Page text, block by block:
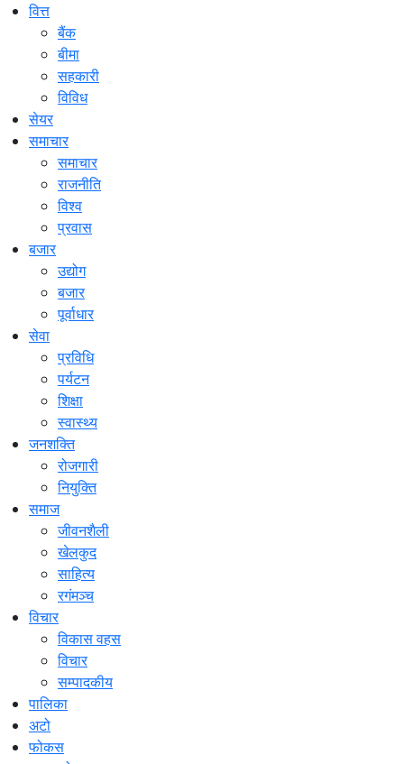
वित्त
बैंक
बीमा
सहकारी
विविध
सेयर
समाचार
समाचार
राजनीति
विश्व
प्रवास
बजार
उद्योग
बजार
पूर्वाधार
सेवा
प्रविधि
पर्यटन
शिक्षा
स्वास्थ्य
जनशक्ति
रोजगारी
नियुक्ति
समाज
जीवनशैली
खेलकुद
साहित्य
रगंमञ्च
विचार
विकास वहस
विचार
सम्पादकीय
पालिका
अटो
फोकस